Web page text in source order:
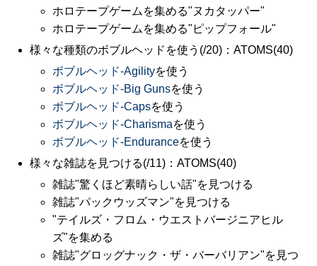
ホロテープゲームを集める"ヌカタッパー"
ホロテープゲームを集める"ピップフォール"
様々な種類のボブルヘッドを使う(/20)：ATOMS(40)
ボブルヘッド-Agilityを使う
ボブルヘッド-Big Gunsを使う
ボブルヘッド-Capsを使う
ボブルヘッド-Charismaを使う
ボブルヘッド-Enduranceを使う
様々な雑誌を見つける(/11)：ATOMS(40)
雑誌"驚くほど素晴らしい話"を見つける
雑誌"パックウッズマン"を見つける
"テイルズ・フロム・ウエストバージニアヒル
ズ"を集める
雑誌"グロッグナック・ザ・バーバリアン"を見つ